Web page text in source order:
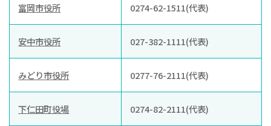
富岡市役所 0274-62-1511(代表)
安中市役所 027-382-1111(代表)
みどり市役所 0277-76-2111(代表)
下仁田町役場 0274-82-2111(代表)